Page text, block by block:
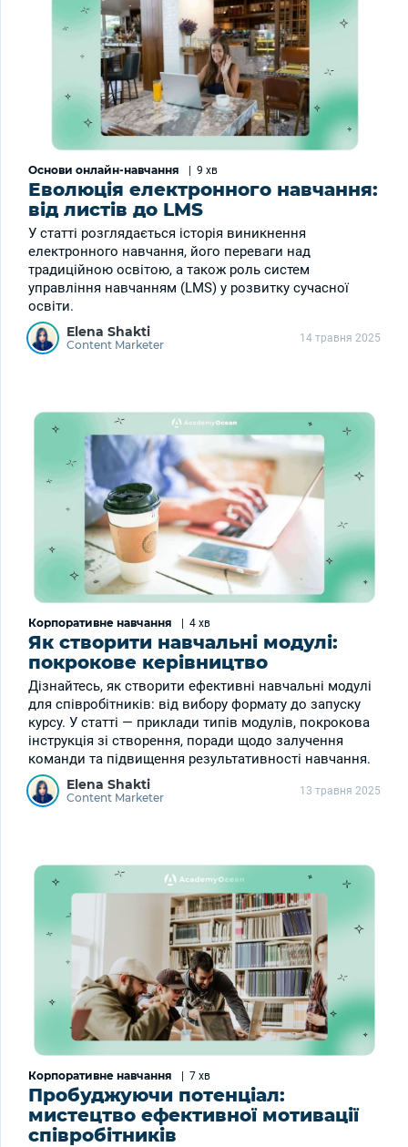
Основи онлайн-навчання | 9 хв
Еволюція електронного навчання:
від листів до LMS
У статті розглядається історія виникнення
електронного навчання, його переваги над
традиційною освітою, а також роль систем
управління навчанням (LMS) у розвитку сучасної
освіти.
Elena Shakti
Content Marketer 14 травня 2025
Корпоративне навчання | 4 хв
Як створити навчальні модулі:
покрокове керівництво
Дізнайтесь, як створити ефективні навчальні модулі
для співробітників: від вибору формату до запуску
курсу. У статті — приклади типів модулів, покрокова
інструкція зі створення, поради щодо залучення
команди та підвищення результативності навчання.
Elena Shakti
Content Marketer 13 травня 2025
Корпоративне навчання | 7 хв
Пробуджуючи потенціал:
мистецтво ефективної мотивації
співробітників